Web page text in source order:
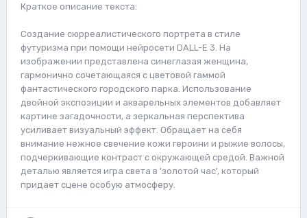
Краткое описание текста:
Создание сюрреалистического портрета в стиле
футуризма при помощи нейросети DALL-E 3. На
изображении представлена синеглазая женщина,
гармонично сочетающаяся с цветовой гаммой
фантастического городского парка. Использование
двойной экспозиции и акварельных элементов добавляет
картине загадочности, а зеркальная перспектива
усиливает визуальный эффект. Обращает на себя
внимание нежное свечение кожи героини и рыжие волосы,
подчеркивающие контраст с окружающей средой. Важной
деталью является игра света в 'золотой час', который
придает сцене особую атмосферу.